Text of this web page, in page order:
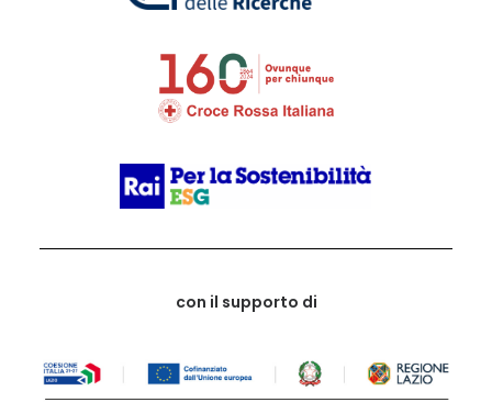
con il supporto di